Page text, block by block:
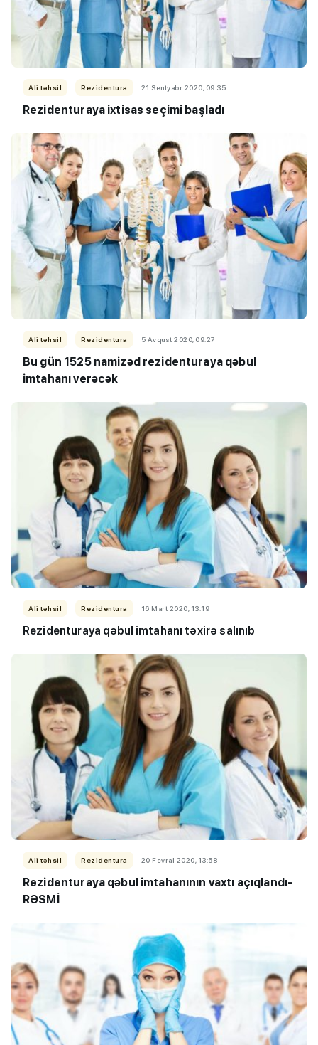
Ali təhsil Rezidentura 21 Sentyabr 2020, 09:35
Rezidenturaya ixtisas seçimi başladı
Ali təhsil Rezidentura 5 Avqust 2020, 09:27
Bu gün 1525 namizəd rezidenturaya qəbul
imtahanı verəcək
Ali təhsil Rezidentura 16 Mart 2020, 13:19
Rezidenturaya qəbul imtahanı təxirə salınıb
Ali təhsil Rezidentura 20 Fevral 2020, 13:58
Rezidenturaya qəbul imtahanının vaxtı açıqlandı-
RƏSMİ